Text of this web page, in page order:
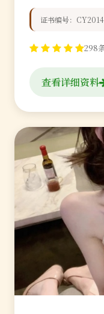
证书编号：
298
查看详细资料